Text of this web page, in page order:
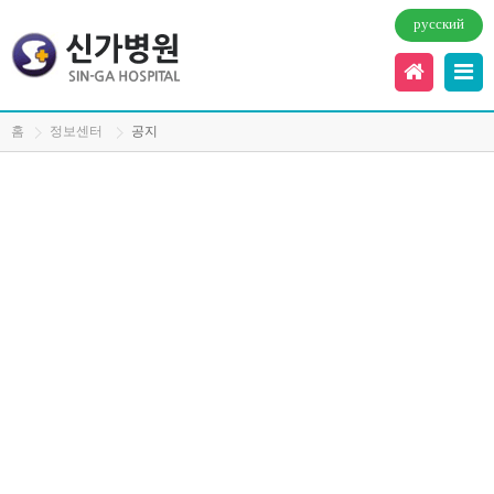
русский
홈 정보센터 공지